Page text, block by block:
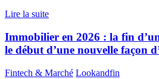
Lire la suite
Immobilier en 2026 : la fin
le début d’une nouvelle façon
Fintech & Marché Lookandfin